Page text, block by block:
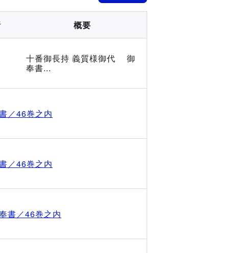
概要
十番御長持 義質様御代 御
奉書...
／46巻之内
／46巻之内
書／46巻之内